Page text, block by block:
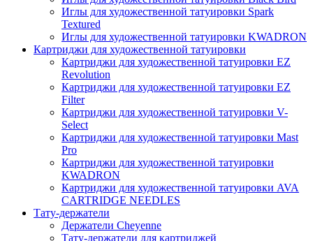
Иглы для художественной татуировки Spark
Textured
Иглы для художественной татуировки KWADRON
Картриджи для художественной татуировки
Картриджи для художественной татуировки EZ
Revolution
Картриджи для художественной татуировки EZ
Filter
Картриджи для художественной татуировки V-
Select
Картриджи для художественной татуировки Mast
Pro
Картриджи для художественной татуировки
KWADRON
Картриджи для художественной татуировки AVA
CARTRIDGE NEEDLES
Тату-держатели
Держатели Cheyenne
Тату-держатели для картриджей